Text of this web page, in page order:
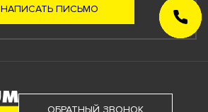
НАПИСАТЬ ПИСЬМО
ЗАКАЗАТЬ
ЗВОНОК